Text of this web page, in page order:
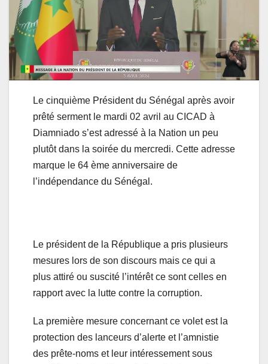
Le cinquième Président du Sénégal après avoir
prêté serment le mardi 02 avril au CICAD à
Diamniado s’est adressé à la Nation un peu
plutôt dans la soirée du mercredi. Cette adresse
marque le 64 ème anniversaire de
l’indépendance du Sénégal.
Le président de la République a pris plusieurs
mesures lors de son discours mais ce qui a
plus attiré ou suscité l’intérêt ce sont celles en
rapport avec la lutte contre la corruption.
La première mesure concernant ce volet est la
protection des lanceurs d’alerte et l’amnistie
des prête-noms et leur intéressement sous